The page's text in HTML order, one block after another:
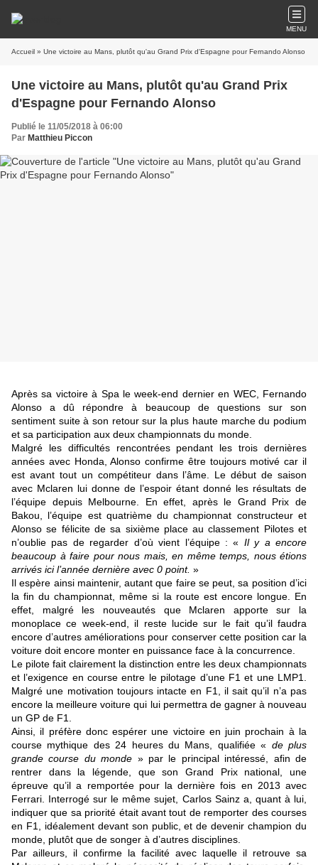
MENU
Accueil » Une victoire au Mans, plutôt qu'au Grand Prix d'Espagne pour Fernando Alonso
Une victoire au Mans, plutôt qu'au Grand Prix
d'Espagne pour Fernando Alonso
Publié le 11/05/2018 à 06:00
Par Matthieu Piccon
Après sa victoire à Spa le week-end dernier en WEC, Fernando
Alonso a dû répondre à beaucoup de questions sur son
sentiment suite à son retour sur la plus haute marche du podium
et sa participation aux deux championnats du monde.
Malgré les difficultés rencontrées pendant les trois dernières
années avec Honda, Alonso confirme être toujours motivé car il
est avant tout un compétiteur dans l’âme. Le début de saison
avec Mclaren lui donne de l’espoir étant donné les résultats de
l’équipe depuis Melbourne. En effet, après le Grand Prix de
Bakou, l’équipe est quatrième du championnat constructeur et
Alonso se félicite de sa sixième place au classement Pilotes et
n’oublie pas de regarder d’où vient l’équipe : « Il y a encore
beaucoup à faire pour nous mais, en même temps, nous étions
arrivés ici l’année dernière avec 0 point. »
Il espère ainsi maintenir, autant que faire se peut, sa position d’ici
la fin du championnat, même si la route est encore longue. En
effet, malgré les nouveautés que Mclaren apporte sur la
monoplace ce week-end, il reste lucide sur le fait qu’il faudra
encore d’autres améliorations pour conserver cette position car la
voiture doit encore monter en puissance face à la concurrence.
Le pilote fait clairement la distinction entre les deux championnats
et l’exigence en course entre le pilotage d’une F1 et une LMP1.
Malgré une motivation toujours intacte en F1, il sait qu’il n’a pas
encore la meilleure voiture qui lui permettra de gagner à nouveau
un GP de F1.
Ainsi, il préfère donc espérer une victoire en juin prochain à la
course mythique des 24 heures du Mans, qualifiée « de plus
grande course du monde » par le principal intéressé, afin de
rentrer dans la légende, que son Grand Prix national, une
épreuve qu’il a remportée pour la dernière fois en 2013 avec
Ferrari. Interrogé sur le même sujet, Carlos Sainz a, quant à lui,
indiquer que sa priorité était avant tout de remporter des courses
en F1, idéalement devant son public, et de devenir champion du
monde, plutôt que de songer à d’autres disciplines.
Par ailleurs, il confirme la facilité avec laquelle il retrouve sa